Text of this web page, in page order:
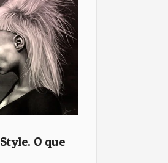
O que